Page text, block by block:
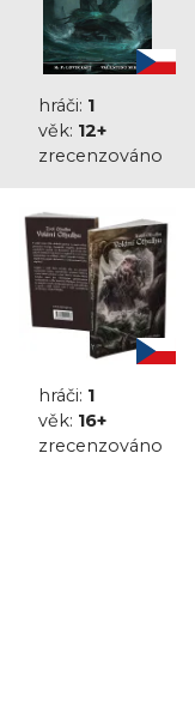
hráči: 1
věk: 12+
zrecenzováno
hráči: 1
věk: 16+
zrecenzováno